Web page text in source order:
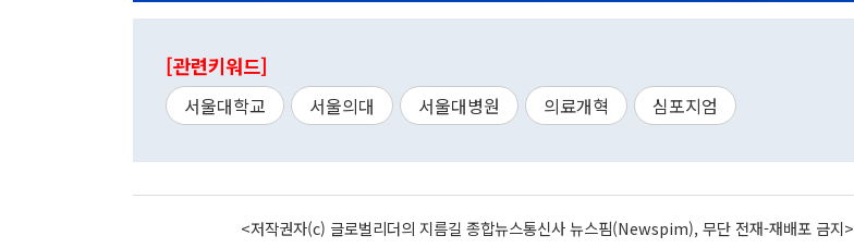
[관련키워드]
서울대학교 서울의대 서울대병원 의료개혁 심포지엄
<저작권자(c) 글로벌리더의 지름길 종합뉴스통신사 뉴스핌(Newspim), 무단 전재-재배포 금지>